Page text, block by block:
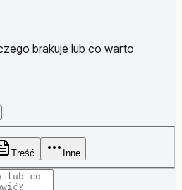
brakuje lub co warto
Treść Inne